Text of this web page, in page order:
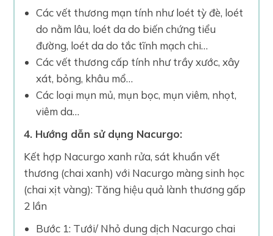
Các vết thương mạn tính như loét tỳ đè, loét
do nằm lâu, loét da do biến chứng tiểu
đường, loét da do tắc tĩnh mạch chi…
Các vết thương cấp tính như trầy xước, xây
xát, bỏng, khâu mổ…
Các loại mụn mủ, mụn bọc, mụn viêm, nhọt,
viêm da…
4. Hướng dẫn sử dụng Nacurgo:
Kết hợp Nacurgo xanh rửa, sát khuẩn vết
thương (chai xanh) với Nacurgo màng sinh học
(chai xịt vàng): Tăng hiệu quả lành thương gấp
2 lần
Bước 1: Tưới/ Nhỏ dung dịch Nacurgo chai